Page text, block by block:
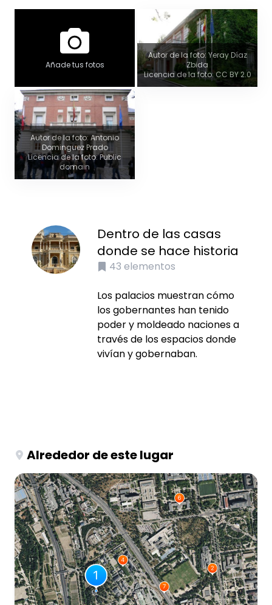
Añade tus fotos
Autor de la foto: Yeray Díaz
Zbida
Licencia de la foto: CC BY 2.0
Autor de la foto: Antonio
Dominguez Prado
Licencia de la foto: Public
domain
Dentro de las casas
donde se hace historia
43 elementos
Los palacios muestran cómo
los gobernantes han tenido
poder y moldeado naciones a
través de los espacios donde
vivían y gobernaban.
Alrededor de este lugar